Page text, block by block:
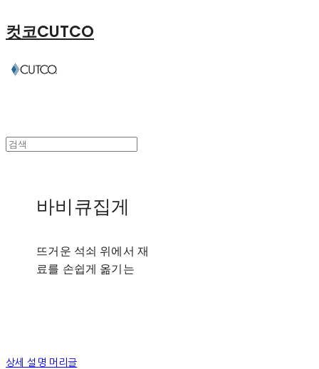
컷코CUTCO
바비큐집게
뜨거운 석쇠 위에서 재
료를 손쉽게 옮기는
상세 설명 머리글